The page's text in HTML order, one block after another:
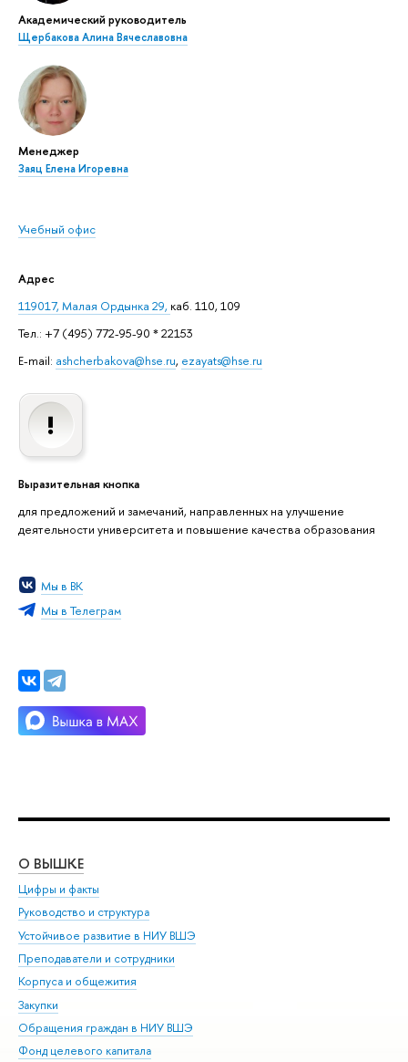
Академический руководитель
Щербакова Алина Вячеславовна
Менеджер
Заяц Елена Игоревна
Учебный офис
Адрес
119017, Малая Ордынка 29, каб. 110, 109
Тел.: +7 (495) 772-95-90 * 22153
E-mail: ashcherbakova@hse.ru, ezayats@hse.ru
Выразительная кнопка
для предложений и замечаний, направленных на улучшение
деятельности университета и повышение качества образования
Мы в ВК
Мы в Телеграм
О ВЫШКЕ
Цифры и факты
Руководство и структура
Устойчивое развитие в НИУ ВШЭ
Преподаватели и сотрудники
Корпуса и общежития
Закупки
Обращения граждан в НИУ ВШЭ
Фонд целевого капитала